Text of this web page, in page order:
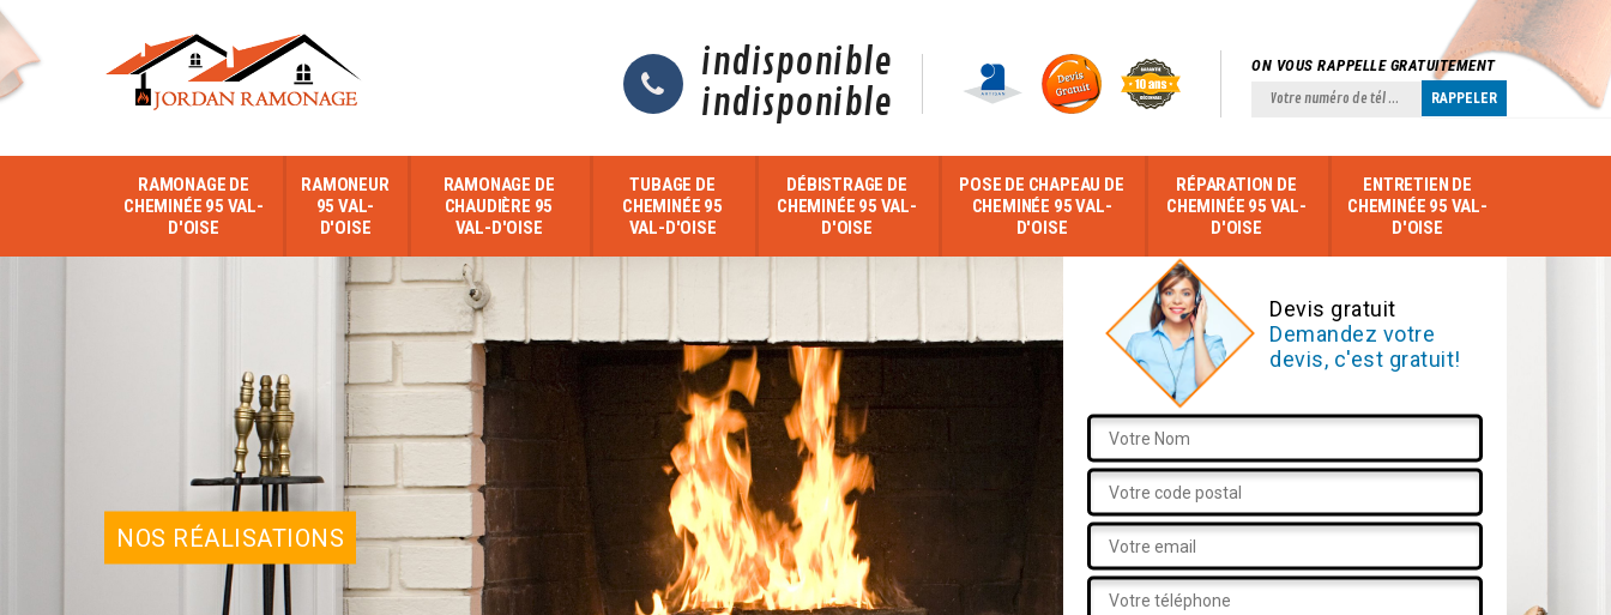
indisponible
indisponible
ON VOUS RAPPELLE GRATUITEMENT
RAMONAGE DE
CHEMINÉE 95 VAL-
D'OISE
RAMONEUR
95 VAL-
D'OISE
RAMONAGE DE
CHAUDIÈRE 95
VAL-D'OISE
TUBAGE DE
CHEMINÉE 95
VAL-D'OISE
DÉBISTRAGE DE
CHEMINÉE 95 VAL-
D'OISE
POSE DE CHAPEAU DE
CHEMINÉE 95 VAL-
D'OISE
RÉPARATION DE
CHEMINÉE 95 VAL-
D'OISE
ENTRETIEN DE
CHEMINÉE 95 VAL-
D'OISE
NOS RÉALISATIONS
Devis gratuit
Demandez votre
devis, c'est gratuit!